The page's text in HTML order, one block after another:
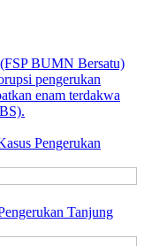
Pengerukan
Tanjung